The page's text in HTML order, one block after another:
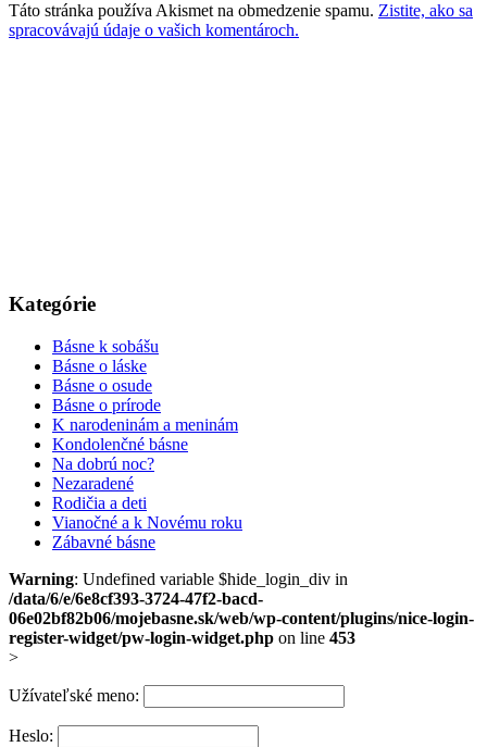
Táto stránka používa Akismet na obmedzenie spamu. Zistite, ako sa
spracovávajú údaje o vašich komentároch.
Kategórie
Básne k sobášu
Básne o láske
Básne o osude
Básne o prírode
K narodeninám a meninám
Kondolenčné básne
Na dobrú noc?
Nezaradené
Rodičia a deti
Vianočné a k Novému roku
Zábavné básne
Warning: Undefined variable $hide_login_div in
/data/6/e/6e8cf393-3724-47f2-bacd-
06e02bf82b06/mojebasne.sk/web/wp-content/plugins/nice-login-
register-widget/pw-login-widget.php on line 453
>
Užívateľské meno:
Heslo: